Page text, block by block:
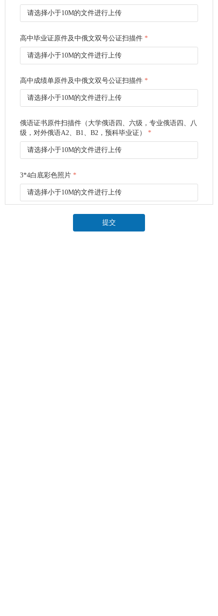
请选择小于10M的文件进行上传
高中毕业证原件及中俄文双号公证扫描件 *
请选择小于10M的文件进行上传
高中成绩单原件及中俄文双号公证扫描件 *
请选择小于10M的文件进行上传
俄语证书原件扫描件（大学俄语四、六级，专业俄语四、八
级，对外俄语A2、B1、B2，预科毕业证）
*
请选择小于10M的文件进行上传
3*4白底彩色照片 *
请选择小于10M的文件进行上传
提交